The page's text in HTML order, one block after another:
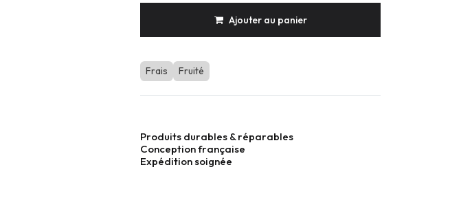
Ajouter au panier
Frais Fruité
Produits durables & réparables
Conception française
Expédition soignée